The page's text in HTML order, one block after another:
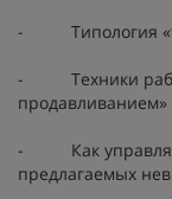
- Типология
- Техники
- Как управлять
предлагаемых